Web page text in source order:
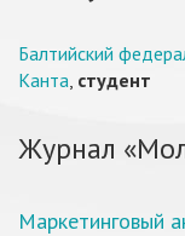
Балтийский
Канта, студент
Журнал
Маркетинговый